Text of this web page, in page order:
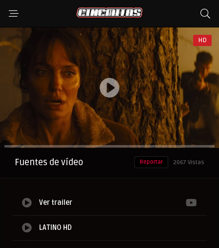
HD
Anuncio
Fuentes de vídeo 2067 Vistas
Reportar
Ver trailer
LATINO HD